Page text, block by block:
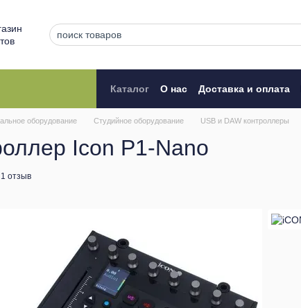
Каталог О нас Доставка и оплата
оборудование Студийное оборудование USB и DAW контроллеры
Icon P1-Nano
1 отзыв